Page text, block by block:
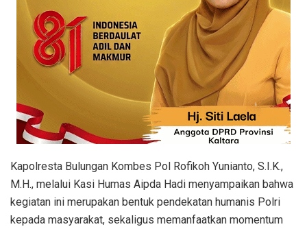
​Kapolresta Bulungan Kombes Pol Rofikoh Yunianto, S.I.K.,
M.H., melalui Kasi Humas Aipda Hadi menyampaikan bahwa
kegiatan ini merupakan bentuk pendekatan humanis Polri
kepada masyarakat, sekaligus memanfaatkan momentum